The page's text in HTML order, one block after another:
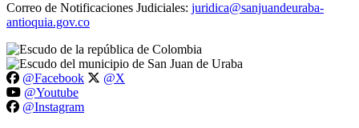
Correo de Notificaciones Judiciales: juridica@sanjuandeuraba-
antioquia.gov.co
@Facebook
@X
@Youtube
@Instagram